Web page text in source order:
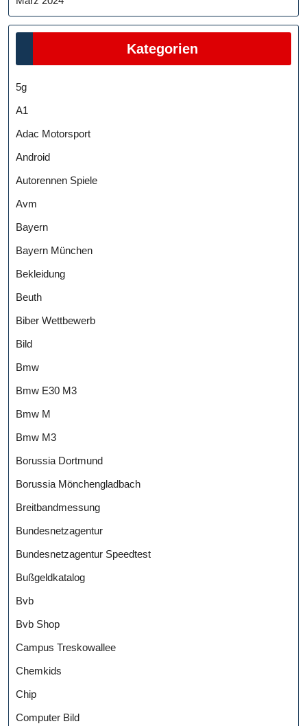
Kategorien
5g
A1
Adac Motorsport
Android
Autorennen Spiele
Avm
Bayern
Bayern München
Bekleidung
Beuth
Biber Wettbewerb
Bild
Bmw
Bmw E30 M3
Bmw M
Bmw M3
Borussia Dortmund
Borussia Mönchengladbach
Breitbandmessung
Bundesnetzagentur
Bundesnetzagentur Speedtest
Bußgeldkatalog
Bvb
Bvb Shop
Campus Treskowallee
Chemkids
Chip
Computer Bild